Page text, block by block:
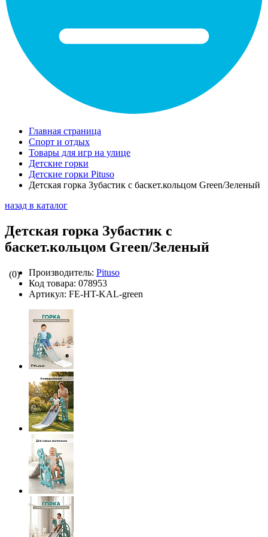
Главная страница
Спорт и отдых
Товары для игр на улице
Детские горки
Детские горки Pituso
Детская горка Зубастик с баскет.кольцом Green/Зеленый
назад в каталог
Детская горка Зубастик с
баскет.кольцом Green/Зеленый
(0) Производитель: Pituso
Код товара: 078953
Артикул: FE-HT-KAL-green